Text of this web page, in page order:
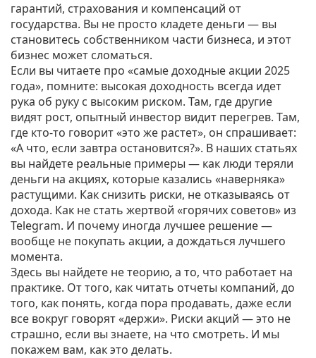
гарантий, страхования и компенсаций от
государства. Вы не просто кладете деньги — вы
становитесь собственником части бизнеса, и этот
бизнес может сломаться.
Если вы читаете про «самые доходные акции 2025
года», помните: высокая доходность всегда идет
рука об руку с высоким риском. Там, где другие
видят рост, опытный инвестор видит перегрев. Там,
где кто-то говорит «это же растет», он спрашивает:
«А что, если завтра остановится?». В наших статьях
вы найдете реальные примеры — как люди теряли
деньги на акциях, которые казались «наверняка»
растущими. Как снизить риски, не отказываясь от
дохода. Как не стать жертвой «горячих советов» из
Telegram. И почему иногда лучшее решение —
вообще не покупать акции, а дождаться лучшего
момента.
Здесь вы найдете не теорию, а то, что работает на
практике. От того, как читать отчеты компаний, до
того, как понять, когда пора продавать, даже если
все вокруг говорят «держи». Риски акций — это не
страшно, если вы знаете, на что смотреть. И мы
покажем вам, как это делать.